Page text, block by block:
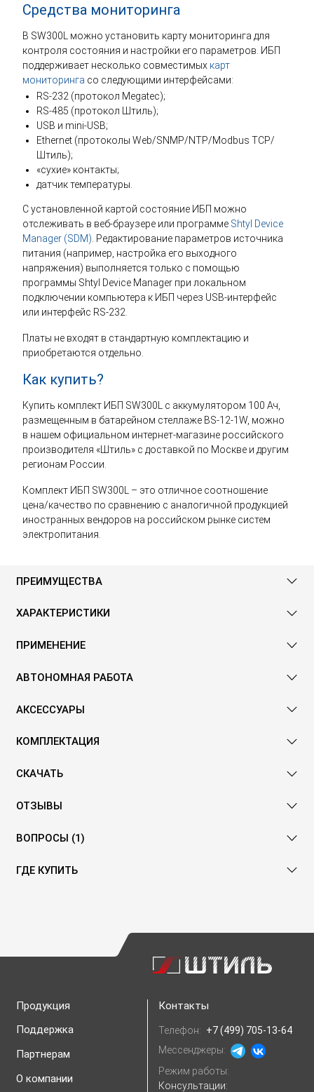
Средства мониторинга
В SW300L можно установить карту мониторинга для
контроля состояния и настройки его параметров. ИБП
поддерживает несколько совместимых карт
мониторинга со следующими интерфейсами:
RS-232 (протокол Megatec);
RS-485 (протокол Штиль);
USB и mini-USB;
Ethernet (протоколы Web/SNMP/NTP/Modbus TCP/
Штиль);
«сухие» контакты;
датчик температуры.
С установленной картой состояние ИБП можно
отслеживать в веб-браузере или программе Shtyl Device
Manager (SDM). Редактирование параметров источника
питания (например, настройка его выходного
напряжения) выполняется только с помощью
программы Shtyl Device Manager при локальном
подключении компьютера к ИБП через USB-интерфейс
или интерфейс RS-232.
Платы не входят в стандартную комплектацию и
приобретаются отдельно.
Как купить?
Купить комплект ИБП SW300L с аккумулятором 100 Ач,
размещенным в батарейном стеллаже BS-12-1W, можно
в нашем официальном интернет-магазине российского
производителя «Штиль» с доставкой по Москве и другим
регионам России.
Комплект ИБП SW300L – это отличное соотношение
цена/качество по сравнению с аналогичной продукцией
иностранных вендоров на российском рынке систем
электропитания.
ПРЕИМУЩЕСТВА
ХАРАКТЕРИСТИКИ
ПРИМЕНЕНИЕ
АВТОНОМНАЯ РАБОТА
АКСЕССУАРЫ
КОМПЛЕКТАЦИЯ
СКАЧАТЬ
ОТЗЫВЫ
ВОПРОСЫ (1)
ГДЕ КУПИТЬ
Продукция
Поддержка
Партнерам
О компании
Контакты
Телефон: +7 (499) 705-13-64
Мессенджеры:
Режим работы:
Консультации: